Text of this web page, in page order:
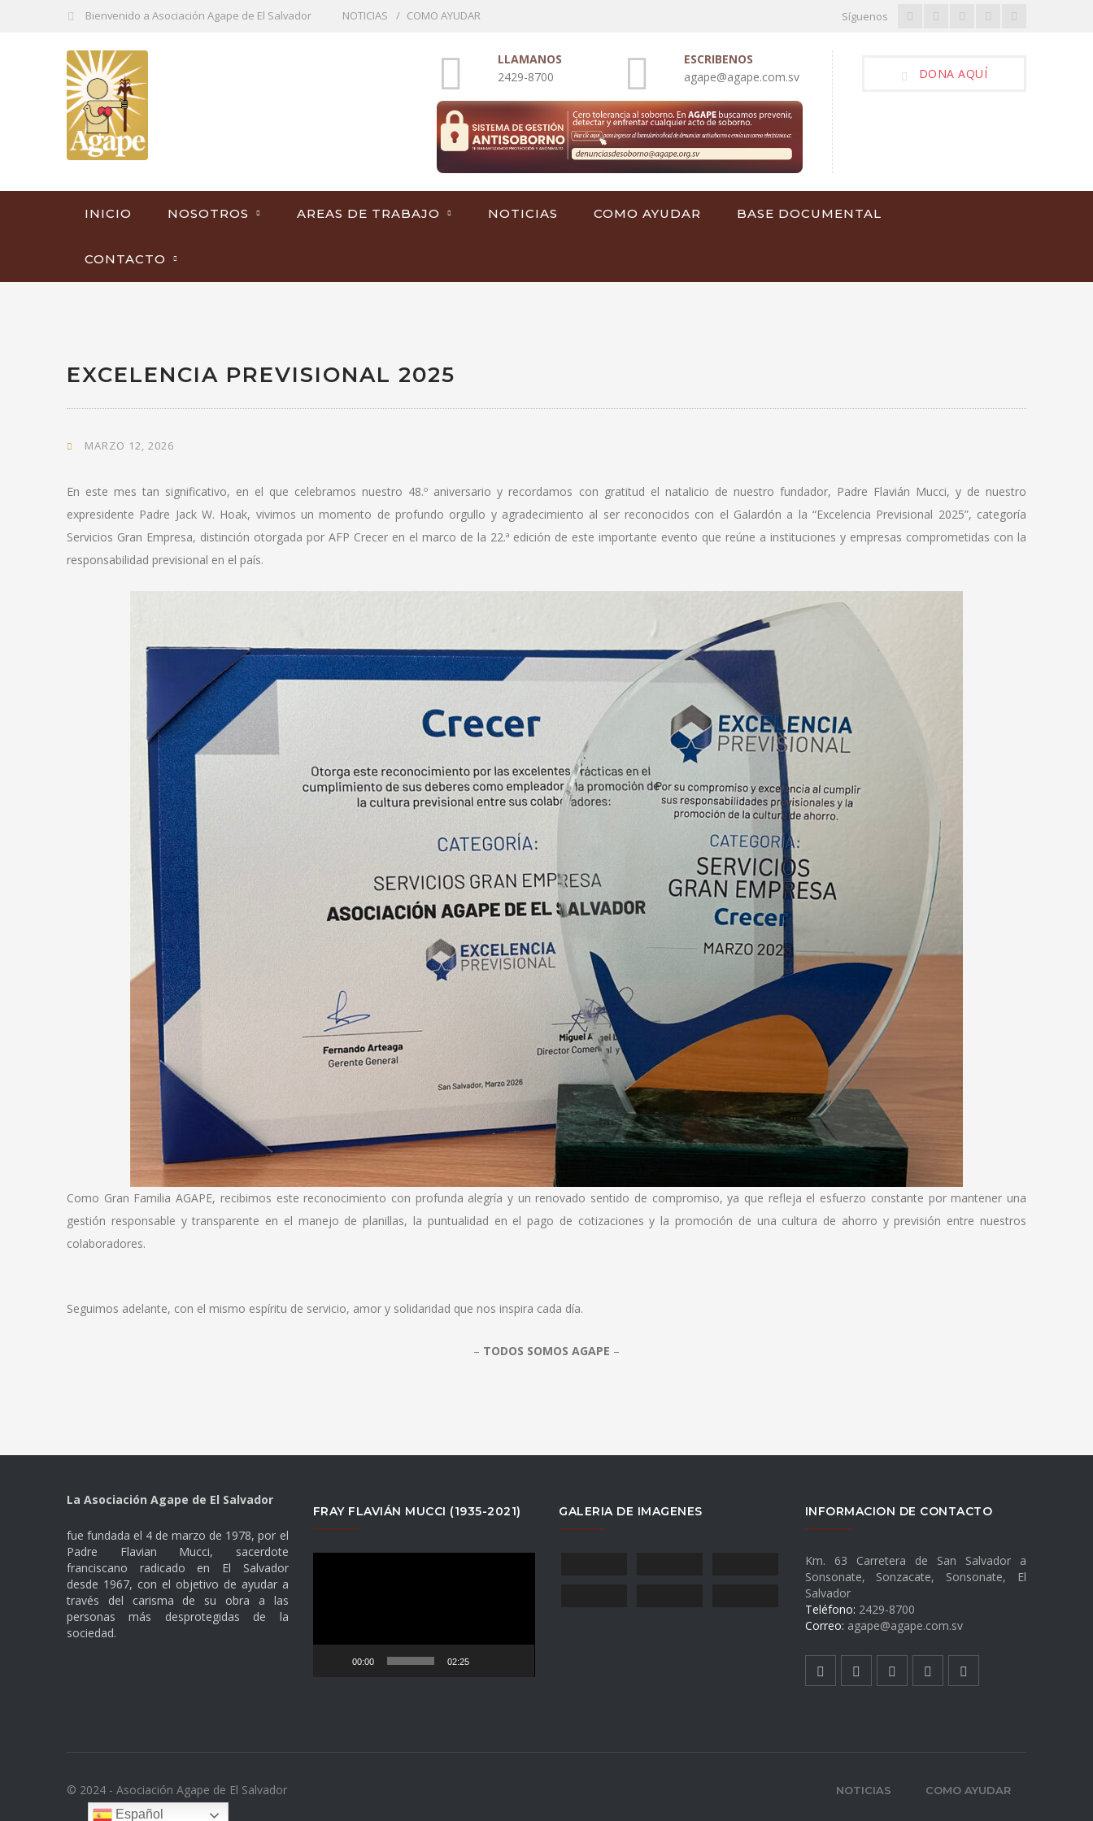
Bienvenido a Asociación Agape de El Salvador NOTICIAS COMO AYUDAR Síguenos
DONA AQUÍ
LLAMANOS
2429-8700
ESCRIBENOS
agape@agape.com.sv
INICIO NOSOTROS AREAS DE TRABAJO NOTICIAS COMO AYUDAR BASE DOCUMENTAL
CONTACTO
EXCELENCIA PREVISIONAL 2025
MARZO 12, 2026
En este mes tan significativo, en el que celebramos nuestro 48.º aniversario y recordamos con gratitud el natalicio de nuestro fundador, Padre Flavián Mucci, y de nuestro
expresidente Padre Jack W. Hoak, vivimos un momento de profundo orgullo y agradecimiento al ser reconocidos con el Galardón a la “Excelencia Previsional 2025”, categoría
Servicios Gran Empresa, distinción otorgada por AFP Crecer en el marco de la 22.ª edición de este importante evento que reúne a instituciones y empresas comprometidas con la
responsabilidad previsional en el país.
Como Gran Familia AGAPE, recibimos este reconocimiento con profunda alegría y un renovado sentido de compromiso, ya que refleja el esfuerzo constante por mantener una
gestión responsable y transparente en el manejo de planillas, la puntualidad en el pago de cotizaciones y la promoción de una cultura de ahorro y previsión entre nuestros
colaboradores.
Seguimos adelante, con el mismo espíritu de servicio, amor y solidaridad que nos inspira cada día.
– TODOS SOMOS AGAPE –
La Asociación Agape de El Salvador
fue fundada el 4 de marzo de 1978, por el
Padre Flavian Mucci, sacerdote
franciscano radicado en El Salvador
desde 1967, con el objetivo de ayudar a
través del carisma de su obra a las
personas más desprotegidas de la
sociedad.
FRAY FLAVIÁN MUCCI (1935-2021)
00:00 02:25
GALERIA DE IMAGENES INFORMACION DE CONTACTO
Km. 63 Carretera de San Salvador a
Sonsonate, Sonzacate, Sonsonate, El
Salvador
Teléfono: 2429-8700
Correo: agape@agape.com.sv
© 2024 - Asociación Agape de El Salvador NOTICIAS COMO AYUDAR
Español